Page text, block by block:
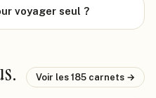
voyager seul ?
Voir les 185 carnets →